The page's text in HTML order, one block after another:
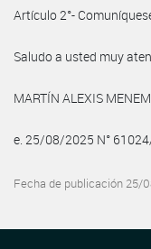
Artículo 2°-
Saludo a usted muy
MARTÍN ALEXIS
e. 25/08/2025 N°
Fecha de publicación 25/